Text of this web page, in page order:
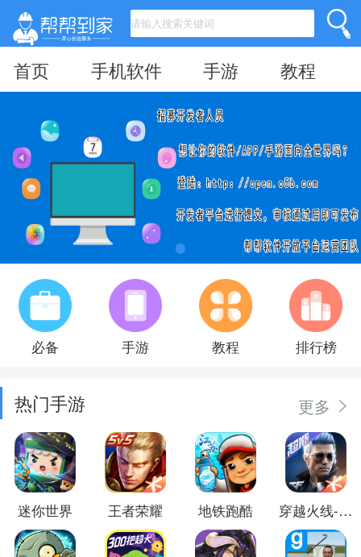
首页 手机软件 手游 教程
必备 手游 教程 排行榜
热门手游 更多
迷你世界 王者荣耀 地铁跑酷 穿越火线-枪战王者